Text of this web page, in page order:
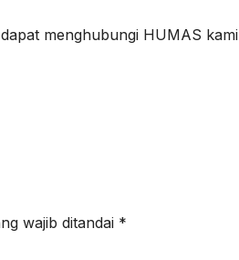
menghubungi HUMAS kami
wajib ditandai *